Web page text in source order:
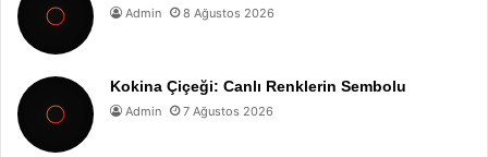
Admin 8 Ağustos 2026
Kokina Çiçeği: Canlı Renklerin Sembolu
Admin 7 Ağustos 2026